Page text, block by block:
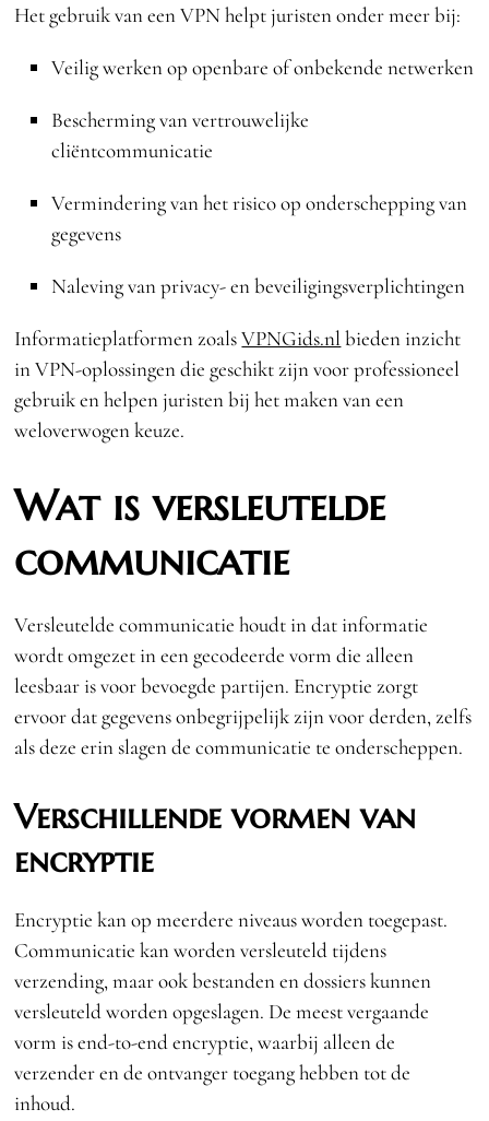
Het gebruik van een VPN helpt juristen onder meer bij:
Veilig werken op openbare of onbekende netwerken
Bescherming van vertrouwelijke
cliëntcommunicatie
Vermindering van het risico op onderschepping van
gegevens
Naleving van privacy- en beveiligingsverplichtingen
Informatieplatformen zoalsVPNGids.nl bieden inzicht
in VPN-oplossingen die geschikt zijn voor professioneel
gebruik en helpen juristen bij het maken van een
weloverwogen keuze.
Wat is versleutelde
communicatie
Versleutelde communicatie houdt in dat informatie
wordt omgezet in een gecodeerde vorm die alleen
leesbaar is voor bevoegde partijen. Encryptie zorgt
ervoor dat gegevens onbegrijpelijk zijn voor derden, zelfs
als deze erin slagen de communicatie te onderscheppen.
Verschillende vormen van
encryptie
Encryptie kan op meerdere niveaus worden toegepast.
Communicatie kan worden versleuteld tijdens
verzending, maar ook bestanden en dossiers kunnen
versleuteld worden opgeslagen. De meest vergaande
vorm is end-to-end encryptie, waarbij alleen de
verzender en de ontvanger toegang hebben tot de
inhoud.